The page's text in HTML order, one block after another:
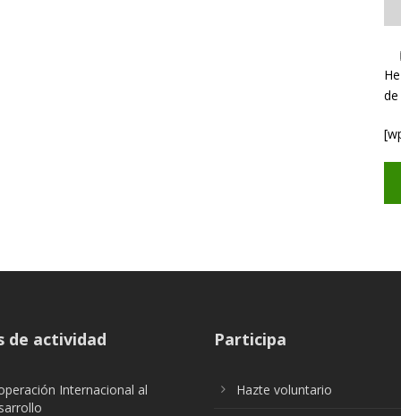
de actividad
Internacional al
Participa
Hazte voluntario